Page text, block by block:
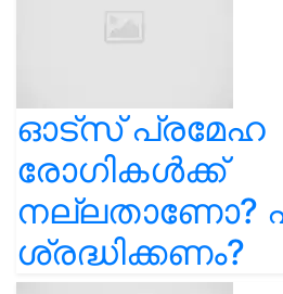
ഓട്സ് പ്രമേഹ
രോഗികൾക്ക്
നല്ലതാണോ?
ശ്രദ്ധിക്കണം?